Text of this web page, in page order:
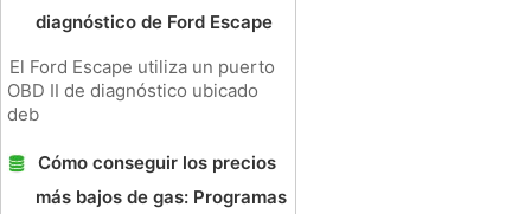
diagnóstico de Ford Escape
El Ford Escape utiliza un puerto
OBD II de diagnóstico ubicado
deb
Cómo conseguir los precios
más bajos de gas: Programas